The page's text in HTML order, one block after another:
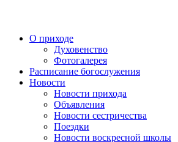
О приходе
Духовенство
Фотогалерея
Расписание богослужения
Новости
Новости прихода
Объявления
Новости сестричества
Поездки
Новости воскресной школы